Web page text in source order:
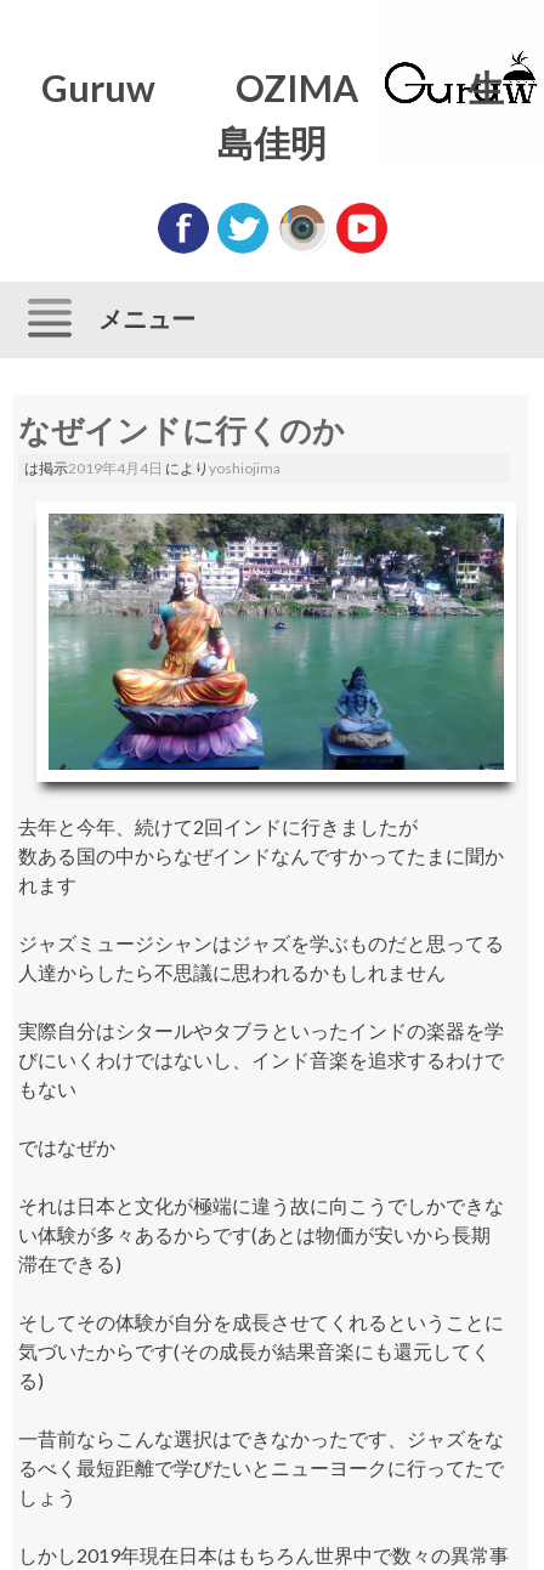
Guruw OZIMA 生
島佳明
メニュー
なぜインドに行くのか
は掲示2019年4月4日 によりyoshiojima
去年と今年、続けて2回インドに行きましたが
数ある国の中からなぜインドなんですかってたまに聞か
れます
ジャズミュージシャンはジャズを学ぶものだと思ってる
人達からしたら不思議に思われるかもしれません
実際自分はシタールやタブラといったインドの楽器を学
びにいくわけではないし、インド音楽を追求するわけで
もない
ではなぜか
それは日本と文化が極端に違う故に向こうでしかできな
い体験が多々あるからです(あとは物価が安いから長期
滞在できる)
そしてその体験が自分を成長させてくれるということに
気づいたからです(その成長が結果音楽にも還元してく
る)
一昔前ならこんな選択はできなかったです、ジャズをな
るべく最短距離で学びたいとニューヨークに行ってたで
しょう
しかし2019年現在日本はもちろん世界中で数々の異常事